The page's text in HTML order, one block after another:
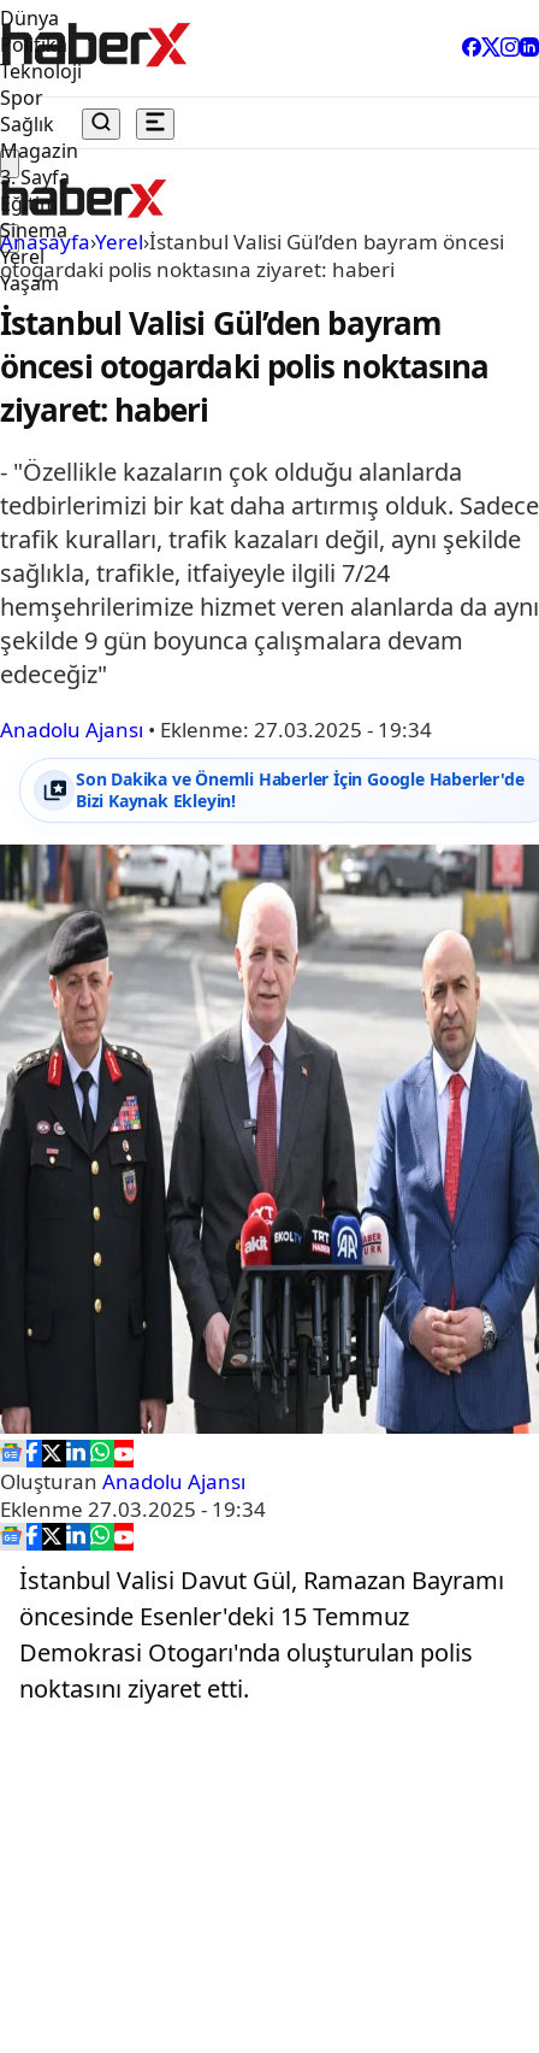
Dünya
Politika
Teknoloji
Spor
Sağlık
Magazin
3. Sayfa
Eğitim
Sinema
Yerel
Yaşam
Anasayfa›Yerel›İstanbul Valisi Gül’den bayram öncesi
otogardaki polis noktasına ziyaret: haberi
İstanbul Valisi Gül’den bayram
öncesi otogardaki polis noktasına
ziyaret: haberi
- "Özellikle kazaların çok olduğu alanlarda
tedbirlerimizi bir kat daha artırmış olduk. Sadece
trafik kuralları, trafik kazaları değil, aynı şekilde
sağlıkla, trafikle, itfaiyeyle ilgili 7/24
hemşehrilerimize hizmet veren alanlarda da aynı
şekilde 9 gün boyunca çalışmalara devam
edeceğiz"
Anadolu Ajansı • Eklenme: 27.03.2025 - 19:34
Son Dakika ve Önemli Haberler İçin Google Haberler'de
Bizi Kaynak Ekleyin!
Oluşturan Anadolu Ajansı
Eklenme 27.03.2025 - 19:34
İstanbul Valisi Davut Gül, Ramazan Bayramı
öncesinde Esenler'deki 15 Temmuz
Demokrasi Otogarı'nda oluşturulan polis
noktasını ziyaret etti.